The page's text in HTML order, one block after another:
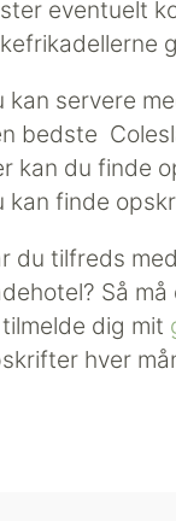
eventuelt
kan servere
bedste
kan du finde
kan finde
du tilfreds
Så
dig mit
hver